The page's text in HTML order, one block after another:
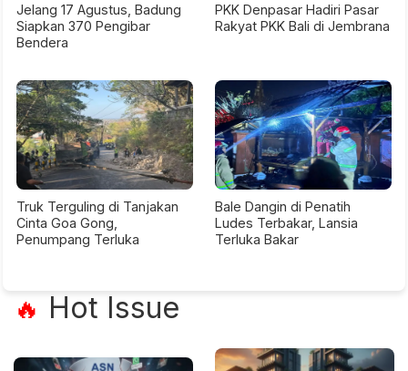
Jelang 17 Agustus, Badung
Siapkan 370 Pengibar
Bendera
PKK Denpasar Hadiri Pasar
Rakyat PKK Bali di Jembrana
Truk Terguling di Tanjakan
Cinta Goa Gong,
Penumpang Terluka
Bale Dangin di Penatih
Ludes Terbakar, Lansia
Terluka Bakar
🔥 Hot Issue